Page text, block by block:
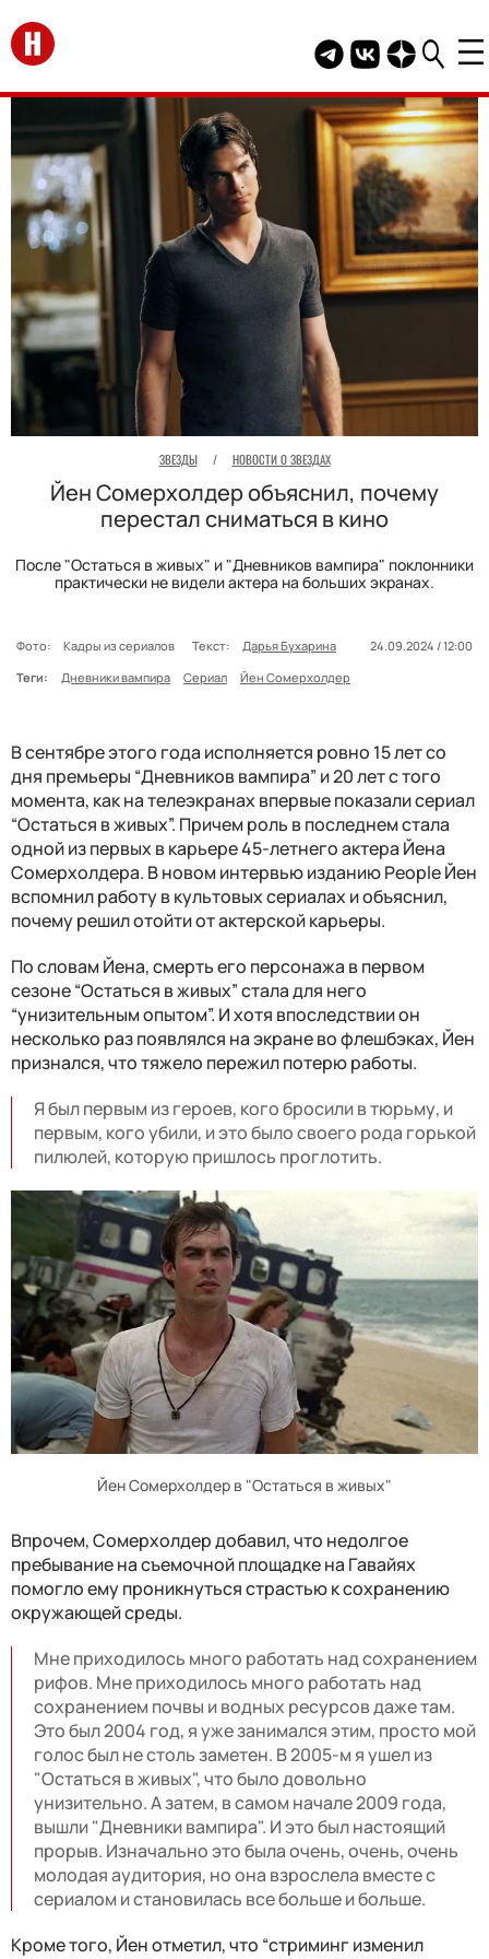
Перейти на главную
Telegram канал
Группа HELLO
Канал
ЗВЕЗДЫ / НОВОСТИ О ЗВЕЗДАХ
Йен Сомерхолдер объяснил, почему
перестал сниматься в кино
После "Остаться в живых" и "Дневников вампира" поклонники
практически не видели актера на больших экранах.
Фото: Кадры из сериалов Текст: Дарья Бухарина
24.09.2024 / 12:00
Теги:
Дневники вампира Сериал Йен Сомерхолдер
В сентябре этого года исполняется ровно 15 лет со
дня премьеры “Дневников вампира” и 20 лет с того
момента, как на телеэкранах впервые показали сериал
“Остаться в живых”. Причем роль в последнем стала
одной из первых в карьере 45-летнего актера Йена
Сомерхолдера. В новом интервью изданию People Йен
вспомнил работу в культовых сериалах и объяснил,
почему решил отойти от актерской карьеры.
По словам Йена, смерть его персонажа в первом
сезоне “Остаться в живых” стала для него
“унизительным опытом”. И хотя впоследствии он
несколько раз появлялся на экране во флешбэках, Йен
признался, что тяжело пережил потерю работы.
Я был первым из героев, кого бросили в тюрьму, и
первым, кого убили, и это было своего рода горькой
пилюлей, которую пришлось проглотить.
Йен Сомерхолдер в "Остаться в живых"
Впрочем, Сомерхолдер добавил, что недолгое
пребывание на съемочной площадке на Гавайях
помогло ему проникнуться страстью к сохранению
окружающей среды.
Мне приходилось много работать над сохранением
рифов. Мне приходилось много работать над
сохранением почвы и водных ресурсов даже там.
Это был 2004 год, я уже занимался этим, просто мой
голос был не столь заметен. В 2005-м я ушел из
"Остаться в живых", что было довольно
унизительно. А затем, в самом начале 2009 года,
вышли "Дневники вампира". И это был настоящий
прорыв. Изначально это была очень, очень, очень
молодая аудитория, но она взрослела вместе с
сериалом и становилась все больше и больше.
Кроме того, Йен отметил, что “стриминг изменил